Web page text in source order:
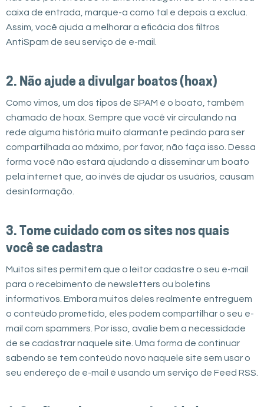
caixa de entrada, marque-a como tal e depois a exclua.
Assim, você ajuda a melhorar a eficácia dos filtros
AntiSpam de seu serviço de e-mail.
2. Não ajude a divulgar boatos (hoax)
Como vimos, um dos tipos de SPAM é o boato, também
chamado de hoax. Sempre que você vir circulando na
rede alguma história muito alarmante pedindo para ser
compartilhada ao máximo, por favor, não faça isso. Dessa
forma você não estará ajudando a disseminar um boato
pela internet que, ao invés de ajudar os usuários, causam
desinformação.
3. Tome cuidado com os sites nos quais
você se cadastra
Muitos sites permitem que o leitor cadastre o seu e-mail
para o recebimento de newsletters ou boletins
informativos. Embora muitos deles realmente entreguem
o conteúdo prometido, eles podem compartilhar o seu e-
mail com spammers. Por isso, avalie bem a necessidade
de se cadastrar naquele site. Uma forma de continuar
sabendo se tem conteúdo novo naquele site sem usar o
seu endereço de e-mail é usando um serviço de Feed RSS.